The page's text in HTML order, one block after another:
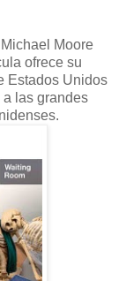
Moore
ofrece su
Estados Unidos
las grandes